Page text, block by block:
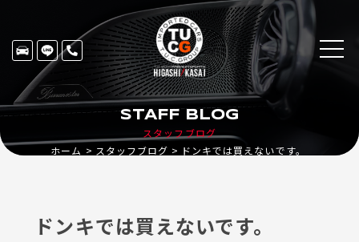
スタッフブログ
STAFF BLOG
ホーム スタッフブログ ドンキでは買えないです。
ドンキでは買えないです。